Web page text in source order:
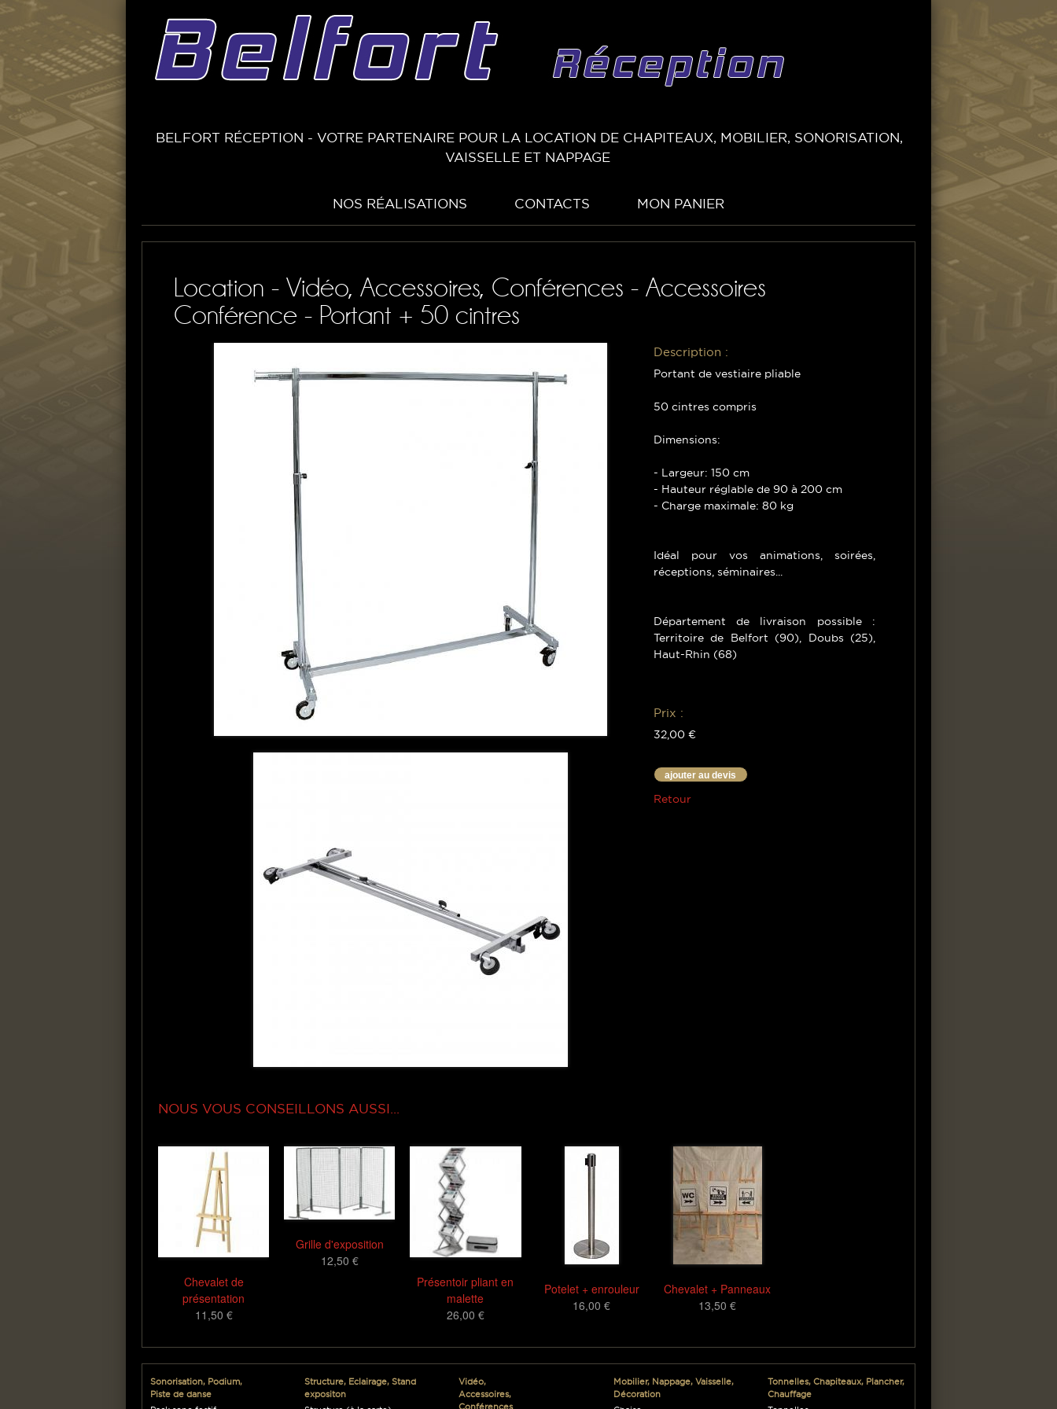
BELFORT RÉCEPTION - VOTRE PARTENAIRE POUR LA LOCATION DE CHAPITEAUX, MOBILIER, SONORISATION,
VAISSELLE ET NAPPAGE
NOS RÉALISATIONS CONTACTS MON PANIER
Location - Vidéo, Accessoires, Conférences - Accessoires
Conférence - Portant + 50 cintres
Description :
Portant de vestiaire pliable
50 cintres compris
Dimensions:
- Largeur: 150 cm
- Hauteur réglable de 90 à 200 cm
- Charge maximale: 80 kg
Idéal pour vos animations, soirées,
réceptions, séminaires...
Département de livraison possible :
Territoire de Belfort (90), Doubs (25),
Haut-Rhin (68)
Prix :
32,00 €
ajouter au devis
Retour
NOUS VOUS CONSEILLONS AUSSI...
Chevalet de
présentation
11,50 €
Grille d'exposition
12,50 €
Présentoir pliant en
malette
26,00 €
Potelet + enrouleur
16,00 €
Chevalet + Panneaux
13,50 €
Sonorisation, Podium,
Piste de danse
Structure, Eclairage, Stand
expositon
Vidéo,
Accessoires,
Mobilier, Nappage, Vaisselle,
Décoration
Tonnelles, Chapiteaux, Plancher,
Chauffage